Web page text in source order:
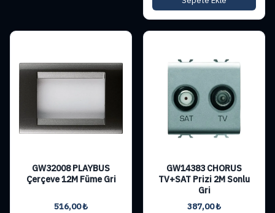
GW32008 PLAYBUS
Çerçeve 12M Füme Gri
516,00₺
GW14383 CHORUS
TV+SAT Prizi 2M Sonlu
Gri
387,00₺